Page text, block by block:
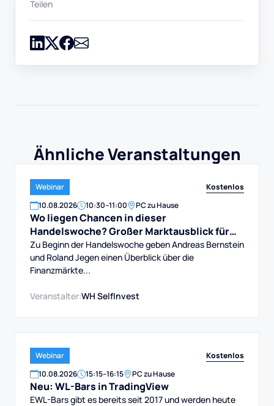
Teilen
Ähnliche Veranstaltungen
Webinar
Kostenlos
10.08.2026 10:30–11:00 PC zu Hause
Wo liegen Chancen in dieser
Handelswoche? Großer Marktausblick für
DAX, Dow, Gold und Aktien
Zu Beginn der Handelswoche geben Andreas Bernstein
und Roland Jegen einen Überblick über die
Finanzmärkte...
Veranstalter:WH SelfInvest
Webinar
Kostenlos
10.08.2026 15:15–16:15 PC zu Hause
Neu: WL-Bars in TradingView
EWL-Bars gibt es bereits seit 2017 und werden heute